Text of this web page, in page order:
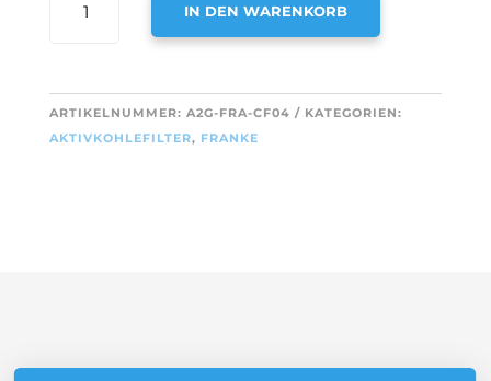
AKTIVKOHLEFILTER
112.0016.756
/
445934
IN DEN WARENKORB
T
E
ARTIKELNUMMER: A2G-FRA-CF04
KATEGORIEN:
AKTIVKOHLEFILTER, FRANKE